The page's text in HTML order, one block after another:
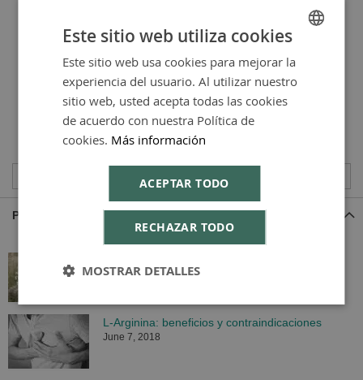
Farmacia Serra
Mandri
Este artículo ha sido redactado por el equipo
de Farmacia Serra Mandri
Popular
January 24, 2011
L-Arginina: beneficios y contraindicaciones
June 7, 2018
SPANISH
ENGLISH
Este sitio web utiliza cookies
Este sitio web usa cookies para mejorar la
experiencia del usuario. Al utilizar nuestro
sitio web, usted acepta todas las cookies
de acuerdo con nuestra Política de
cookies. Más información
ACEPTAR TODO
RECHAZAR TODO
MOSTRAR DETALLES